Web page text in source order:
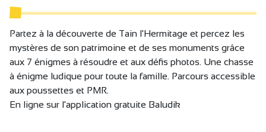
Partez à la découverte de Tain l'Hermitage et percez les
mystères de son patrimoine et de ses monuments grâce
aux 7 énigmes à résoudre et aux défis photos. Une chasse
à énigme ludique pour toute la famille. Parcours accessible
aux poussettes et PMR.
En ligne sur l'application gratuite Baludik